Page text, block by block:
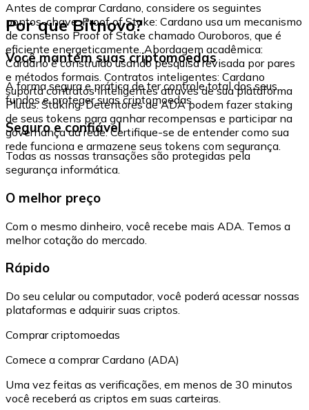
Antes de comprar Cardano, considere os seguintes
pontos-chave: Proof of Stake: Cardano usa um mecanismo
de consenso Proof of Stake chamado Ouroboros, que é
eficiente energeticamente. Abordagem acadêmica:
Cardano é construído usando pesquisa revisada por pares
e métodos formais. Contratos inteligentes: Cardano
suporta contratos inteligentes através de sua plataforma
Plutus. Staking: Detentores de ADA podem fazer staking
de seus tokens para ganhar recompensas e participar na
governança da rede. Certifique-se de entender como sua
rede funciona e armazene seus tokens com segurança.
Por que Bitnovo?
Você mantém suas criptomoedas
A forma segura e prática de ter controle total dos seus
fundos e proteger suas criptomoedas.
Seguro e confiável
Todas as nossas transações são protegidas pela
segurança informática.
O melhor preço
Com o mesmo dinheiro, você recebe mais ADA. Temos a
melhor cotação do mercado.
Rápido
Do seu celular ou computador, você poderá acessar nossas
plataformas e adquirir suas criptos.
Comprar criptomoedas
Comece a comprar Cardano (ADA)
Uma vez feitas as verificações, em menos de 30 minutos
você receberá as criptos em suas carteiras.